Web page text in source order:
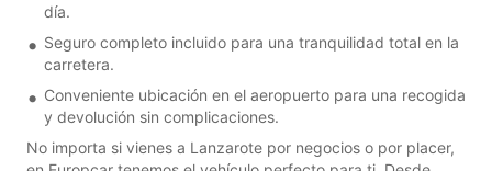
día.
Seguro completo incluido para una tranquilidad total en la
carretera.
Conveniente ubicación en el aeropuerto para una recogida
y devolución sin complicaciones.
No importa si vienes a Lanzarote por negocios o por placer,